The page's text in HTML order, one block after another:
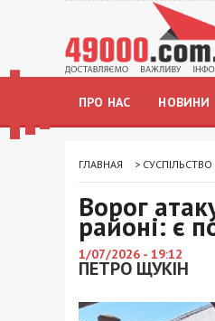
ПРО НАС НОВИНИ
ГЛАВНАЯ > СУСПІЛЬСТВО
Ворог
районі: є
1/07/2026 - 19:12
ПЕТРО ЩУКІН